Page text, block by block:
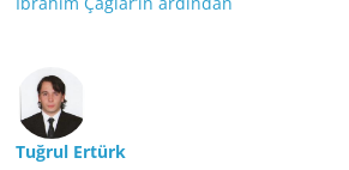
Tuğrul Ertürk